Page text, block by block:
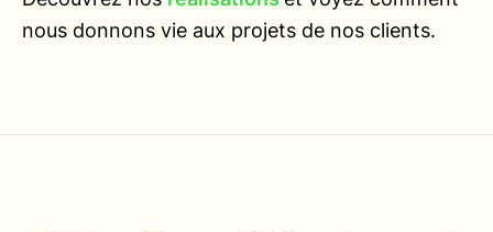
nous donnons vie aux projets de nos clients.